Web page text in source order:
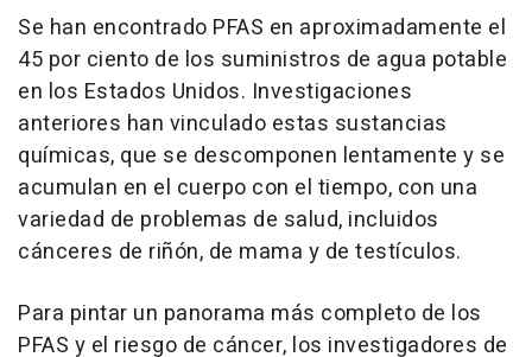
Se han encontrado PFAS en aproximadamente el
45 por ciento de los suministros de agua potable
en los Estados Unidos. Investigaciones
anteriores han vinculado estas sustancias
químicas, que se descomponen lentamente y se
acumulan en el cuerpo con el tiempo, con una
variedad de problemas de salud, incluidos
cánceres de riñón, de mama y de testículos.
Para pintar un panorama más completo de los
PFAS y el riesgo de cáncer, los investigadores de